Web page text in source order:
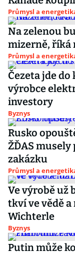
Průmysl a
Na zelenou
mizerně, říká
Průmysl a
Čezeta jde
výrobce
investory
Byznys
Rusko
ŽĎAS
zakázku
Průmysl a
Ve výrobě už
tkví ve vědě
Wichterle
Byznys
Putin může